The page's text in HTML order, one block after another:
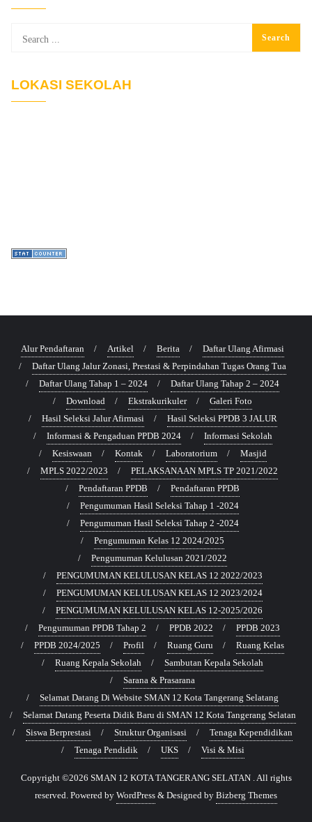
LOKASI SEKOLAH
Alur Pendaftaran Artikel Berita
Daftar Ulang Afirmasi
Daftar Ulang Jalur Zonasi, Prestasi & Perpindahan Tugas Orang Tua
Daftar Ulang Tahap 1 – 2024
Daftar Ulang Tahap 2 – 2024
Download
Ekstrakurikuler
Galeri Foto
Hasil Seleksi Jalur Afirmasi
Hasil Seleksi PPDB 3 JALUR
Informasi & Pengaduan PPDB 2024
Informasi Sekolah
Kesiswaan
Kontak Laboratorium
Masjid
MPLS 2022/2023
PELAKSANAAN MPLS TP 2021/2022
Pendaftaran PPDB
Pendaftaran PPDB
Pengumuman Hasil Seleksi Tahap 1 -2024
Pengumuman Hasil Seleksi Tahap 2 -2024
Pengumuman Kelas 12 2024/2025
Pengumuman Kelulusan 2021/2022
PENGUMUMAN KELULUSAN KELAS 12 2022/2023
PENGUMUMAN KELULUSAN KELAS 12 2023/2024
PENGUMUMAN KELULUSAN KELAS 12-2025/2026
Pengumuman PPDB Tahap 2
PPDB 2022
PPDB 2023
PPDB 2024/2025
Profil Ruang Guru
Ruang Kelas
Ruang Kepala Sekolah
Sambutan Kepala Sekolah
Sarana & Prasarana
Selamat Datang Di Website SMAN 12 Kota Tangerang Selatang
Selamat Datang Peserta Didik Baru di SMAN 12 Kota Tangerang Selatan
Siswa Berprestasi
Struktur Organisasi
Tenaga Kependidikan
Tenaga Pendidik
UKS Visi & Misi
Copyright ©2026 SMAN 12 KOTA TANGERANG SELATAN . All rights
reserved. Powered by WordPress & Designed by Bizberg Themes